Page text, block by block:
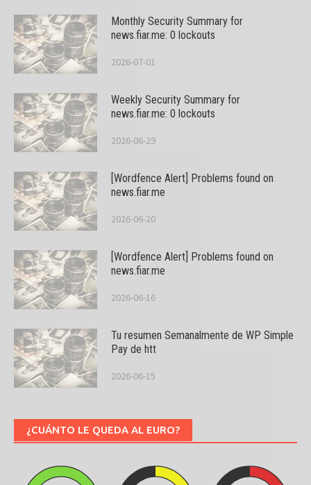
Monthly Security Summary for
news.fiar.me: 0 lockouts
2026-07-01
Weekly Security Summary for
news.fiar.me: 0 lockouts
2026-06-29
[Wordfence Alert] Problems found on
news.fiar.me
2026-06-20
[Wordfence Alert] Problems found on
news.fiar.me
2026-06-16
Tu resumen Semanalmente de WP Simple
Pay de htt
2026-06-15
¿CUÁNTO LE QUEDA AL EURO?